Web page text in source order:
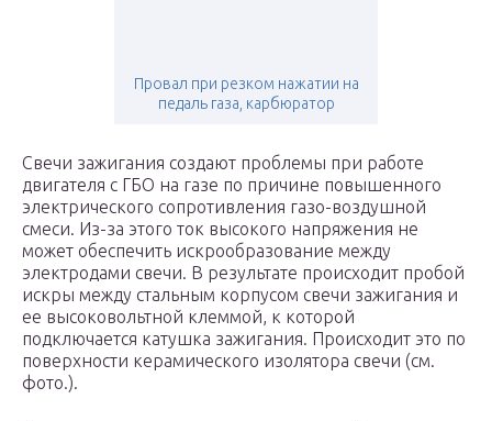
Провал при резком нажатии на
педаль газа, карбюратор
Свечи зажигания создают проблемы при работе
двигателя с ГБО на газе по причине повышенного
электрического сопротивления газо-воздушной
смеси. Из-за этого ток высокого напряжения не
может обеспечить искрообразование между
электродами свечи. В результате происходит пробой
искры между стальным корпусом свечи зажигания и
ее высоковольтной клеммой, к которой
подключается катушка зажигания. Происходит это по
поверхности керамического изолятора свечи (см.
фото.).